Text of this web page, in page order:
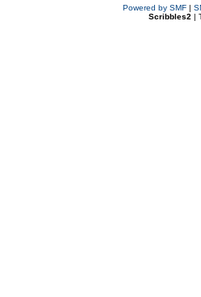
Powered by SMF|
Scribbles2 |